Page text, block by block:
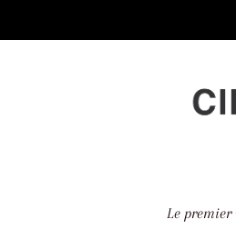
down
Le